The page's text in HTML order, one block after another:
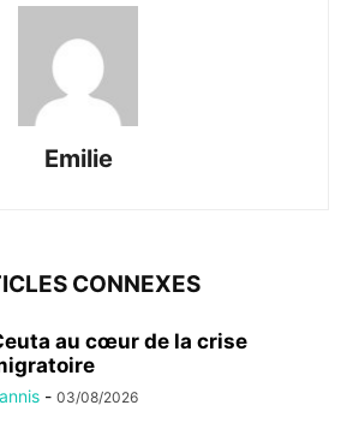
Emilie
CONNEXES
au cœur de la crise
- 03/08/2026